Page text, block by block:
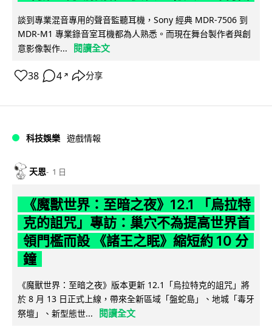
談到專業混音專用的聲音監聽耳機，Sony 經典 MDR-7506 到
MDR-M1 專業錄音室耳機都為人熟悉。而現在舞台製作者與創
意影像製作...
閱讀全文
38 4 ↗ 分享
科技娛樂 遊戲情報
天恩 1 日
《魔獸世界：至暗之夜》12.1 「烏拉特
克的詛咒」專訪：巢穴不為提高世界首
領門檻而設 《諸王之眠》縮短約 10 分
鐘
《魔獸世界：至暗之夜》版本更新 12.1「烏拉特克的詛咒」將
於 8 月 13 日正式上線，帶來全新區域「盤蛇島」、地城「毒牙
祭壇」、新型態世...
閱讀全文